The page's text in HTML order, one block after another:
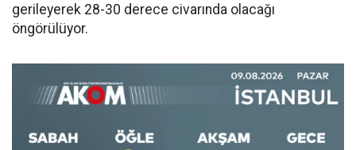
gerileyerek 28-30 derece civarında olacağı
öngörülüyor.